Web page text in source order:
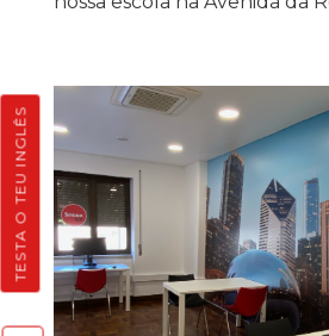
TESTA O TEU INGLÊS